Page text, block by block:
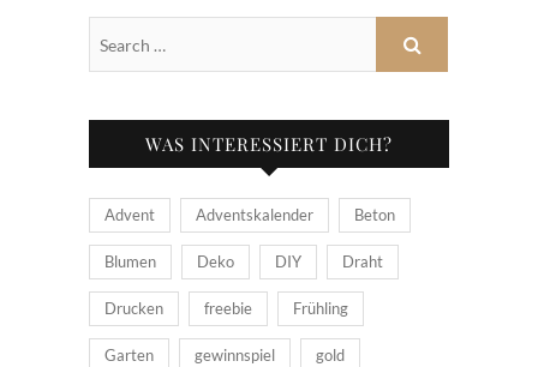
WAS INTERESSIERT DICH?
Advent Adventskalender Beton
Blumen Deko DIY Draht
Drucken freebie Frühling
Garten gewinnspiel gold